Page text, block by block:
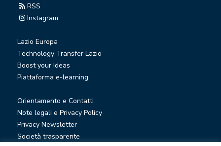
RSS
Instagram
Lazio Europa
Technology Transfer Lazio
Boost your Ideas
Piattaforma e-learning
Orientamento e Contatti
Note legali e Privacy Policy
Privacy Newsletter
Società trasparente